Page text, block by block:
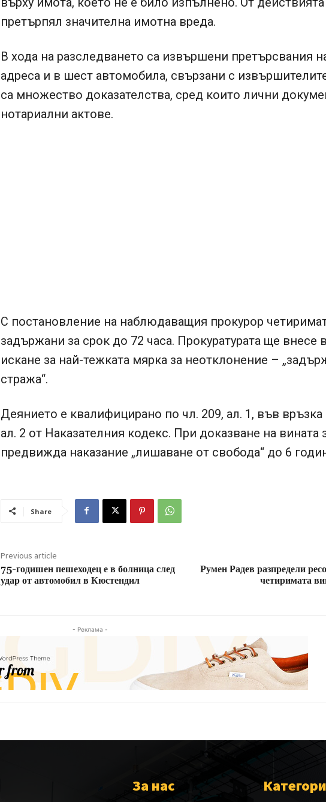
претърпял значителна имотна вреда.
В хода на разследването са извършени претърсвания
адреса и в шест автомобила, свързани с
са множество доказателства, сред които лични
нотариални актове.
С постановление на наблюдаващия прокурор
задържани за срок до 72 часа. Прокуратурата ще внесе
искане за най-тежката мярка за неотклонение –
стража“.
Деянието е квалифицирано по чл. 209, ал. 1, във връзка
ал. 2 от Наказателния кодекс. При доказване на вината
предвижда наказание „лишаване от свобода“ до 6
Share
Previous article
75-годишен пешеходец е в болница след
удар от автомобил в Кюстендил
Румен Радев разпредели
четиримата
- Реклама -
За нас